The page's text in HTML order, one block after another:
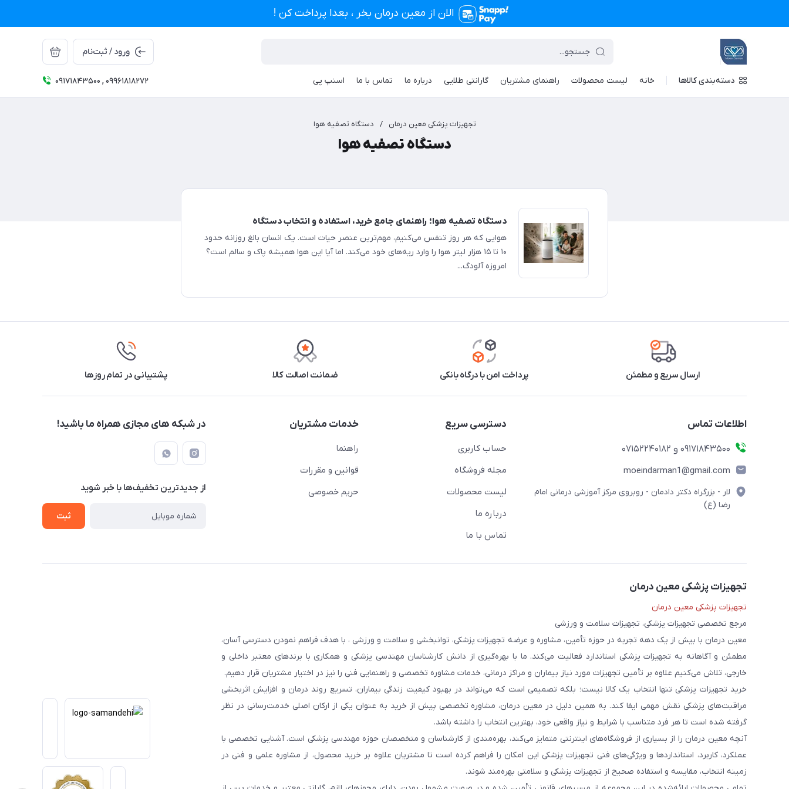
الان از معین درمان بخر ، بعدا پرداخت کن !
ورود / ثبت‌نام
دسته‌بندی کالاها خانه لیست محصولات راهنمای مشتریان گارانتی طلایی درباره ما تماس با ما اسنپ پی 09171843500 , 09961818272
تجهیزات پزشکی معین درمان / دستگاه تصفیه هوا
دستگاه تصفیه هوا
دستگاه تصفیه هوا؛ راهنمای جامع خرید، استفاده و انتخاب دستگاه
هوایی که هر روز تنفس می‌کنیم، مهم‌ترین عنصر حیات است. یک انسان بالغ روزانه حدود
۱۰ تا ۱۵ هزار لیتر هوا را وارد ریه‌های خود می‌کند. اما آیا این هوا همیشه پاک و سالم است؟
امروزه آلودگ...
ارسال سریع و مطمئن پرداخت امن با درگاه بانکی ضمانت اصالت کالا پشتیبانی در تمام روزها
اطلاعات تماس
09171843500 و 07152240182
moeindarman1@gmail.com
لار - بزرگراه دکتر دادمان - روبروی مرکز آموزشی درمانی امام
رضا (ع)
دسترسی سریع
حساب کاربری
مجله فروشگاه
لیست محصولات
درباره ما
تماس با ما
خدمات مشتریان
راهنما
قوانین و مقررات
حریم خصوصی
در شبکه های مجازی همراه ما باشید!
از جدید‌ترین تخفیف‌ها با‌ خبر شوید
ثبت
تجهیزات پزشکی معین درمان
تجهیزات پزشکی معین درمان
مرجع تخصصی تجهیزات پزشکی، تجهیزات سلامت و ورزشی
معین درمان با بیش از یک دهه تجربه در حوزه تأمین، مشاوره و عرضه تجهیزات پزشکی، توانبخشی و سلامت و ورزشی ، با هدف فراهم نمودن دسترسی آسان،
مطمئن و آگاهانه به تجهیزات پزشکی استاندارد فعالیت می‌کند. ما با بهره‌گیری از دانش کارشناسان مهندسی پزشکی و همکاری با برندهای معتبر داخلی و
خارجی، تلاش می‌کنیم علاوه بر تأمین تجهیزات مورد نیاز بیماران و مراکز درمانی، خدمات مشاوره تخصصی و راهنمایی فنی را نیز در اختیار مشتریان قرار دهیم.
خرید تجهیزات پزشکی تنها انتخاب یک کالا نیست؛ بلکه تصمیمی است که می‌تواند در بهبود کیفیت زندگی بیماران، تسریع روند درمان و افزایش اثربخشی
مراقبت‌های پزشکی نقش مهمی ایفا کند. به همین دلیل در معین درمان، مشاوره تخصصی پیش از خرید به عنوان یکی از ارکان اصلی خدمت‌رسانی در نظر
گرفته شده است تا هر فرد متناسب با شرایط و نیاز واقعی خود، بهترین انتخاب را داشته باشد.
آنچه معین درمان را از بسیاری از فروشگاه‌های اینترنتی متمایز می‌کند، بهره‌مندی از کارشناسان و متخصصان حوزه مهندسی پزشکی است. آشنایی تخصصی با
عملکرد، کاربرد، استانداردها و ویژگی‌های فنی تجهیزات پزشکی این امکان را فراهم کرده است تا مشتریان علاوه بر خرید محصول، از مشاوره علمی و فنی در
زمینه انتخاب، مقایسه و استفاده صحیح از تجهیزات پزشکی و سلامتی بهره‌مند شوند.